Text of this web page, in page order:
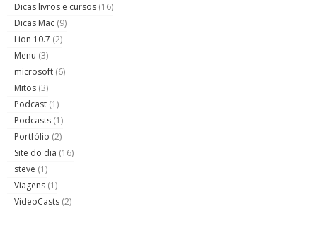
Dicas livros e cursos (16)
Dicas Mac (9)
Lion 10.7 (2)
Menu (3)
microsoft (6)
Mitos (3)
Podcast (1)
Podcasts (1)
Portfólio (2)
Site do dia (16)
steve (1)
Viagens (1)
VideoCasts (2)